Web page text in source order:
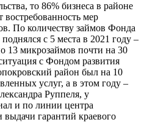
то 86% бизнеса в районе
востребованность мер
По количеству займов Фонда
с 5 места в 2021 году –
13 микрозаймов почти на 30
с Фондом развития
район был на 10
услуг, а в этом году –
Руппеля, у
и по линии центра
гарантий краевого